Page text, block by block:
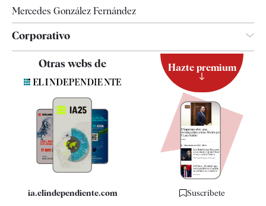
Mercedes González Fernández
Corporativo
Quiénes somos
Especificaciones
Otras webs de
ia.elindependiente.com
Hazte premium
Suscríbete